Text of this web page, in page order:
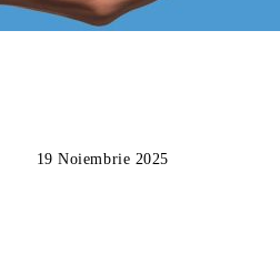
19 Noiembrie 2025